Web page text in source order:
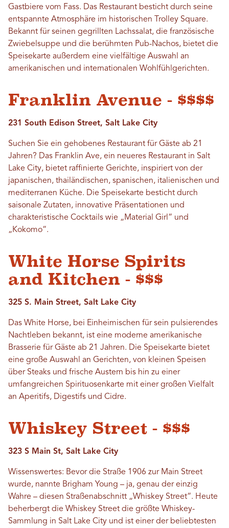
Gastbiere vom Fass. Das Restaurant besticht durch seine
entspannte Atmosphäre im historischen Trolley Square.
Bekannt für seinen gegrillten Lachssalat, die französische
Zwiebelsuppe und die berühmten Pub-Nachos, bietet die
Speisekarte außerdem eine vielfältige Auswahl an
amerikanischen und internationalen Wohlfühlgerichten.
Franklin Avenue - $$$$
231 South Edison Street, Salt Lake City
Suchen Sie ein gehobenes Restaurant für Gäste ab 21
Jahren? Das Franklin Ave, ein neueres Restaurant in Salt
Lake City, bietet raffinierte Gerichte, inspiriert von der
japanischen, thailändischen, spanischen, italienischen und
mediterranen Küche. Die Speisekarte besticht durch
saisonale Zutaten, innovative Präsentationen und
charakteristische Cocktails wie „Material Girl“ und
„Kokomo“.
White Horse Spirits
and Kitchen - $$$
325 S. Main Street, Salt Lake City
Das White Horse, bei Einheimischen für sein pulsierendes
Nachtleben bekannt, ist eine moderne amerikanische
Brasserie für Gäste ab 21 Jahren. Die Speisekarte bietet
eine große Auswahl an Gerichten, von kleinen Speisen
über Steaks und frische Austern bis hin zu einer
umfangreichen Spirituosenkarte mit einer großen Vielfalt
an Aperitifs, Digestifs und Cidre.
Whiskey Street - $$$
323 S Main St, Salt Lake City
Wissenswertes: Bevor die Straße 1906 zur Main Street
wurde, nannte Brigham Young – ja, genau der einzig
Wahre – diesen Straßenabschnitt „Whiskey Street“. Heute
beherbergt die Whiskey Street die größte Whiskey-
Sammlung in Salt Lake City und ist einer der beliebtesten